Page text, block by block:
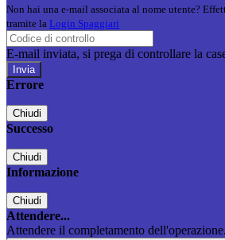
Non hai una e-mail associata al nome utente?
tramite la Login Spaggiari
E-mail inviata, si prega di controllare la
Errore
Chiudi
Successo
Chiudi
Informazione
Chiudi
Attendere...
Attendere il completamento